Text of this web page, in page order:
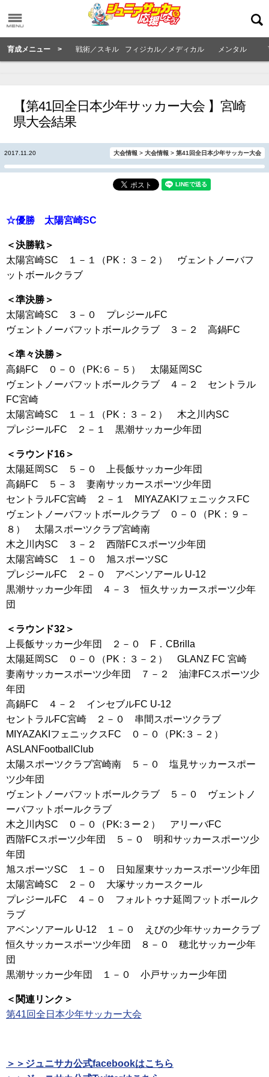
育成メニュー > 戦術／スキル フィジカル／メディカル メンタル
【第41回全日本少年サッカー大会 】宮崎
県大会結果
2017.11.20 大会情報 > 大会情報 > 第41回全日本少年サッカー大会
☆優勝 太陽宮崎SC
＜決勝戦＞
太陽宮崎SC １－１（PK：３－２） ヴェントノーバフ
ットボールクラブ
＜準決勝＞
太陽宮崎SC ３－０ プレジールFC
ヴェントノーバフットボールクラブ ３－２ 高鍋FC
＜準々決勝＞
高鍋FC ０－０（PK:６－５） 太陽延岡SC
ヴェントノーバフットボールクラブ ４－２ セントラル
FC宮崎
太陽宮崎SC １－１（PK：３－２） 木之川内SC
プレジールFC ２－１ 黒潮サッカー少年団
＜ラウンド16＞
太陽延岡SC ５－０ 上長飯サッカー少年団
高鍋FC ５－３ 妻南サッカースポーツ少年団
セントラルFC宮崎 ２－１ MIYAZAKIフェニックスFC
ヴェントノーバフットボールクラブ ０－０（PK：９－
８） 太陽スポーツクラブ宮崎南
木之川内SC ３－２ 西階FCスポーツ少年団
太陽宮崎SC １－０ 旭スポーツSC
プレジールFC ２－０ アベンソアール U-12
黒潮サッカー少年団 ４－３ 恒久サッカースポーツ少年
団
＜ラウンド32＞
上長飯サッカー少年団 ２－０ F．CBrilla
太陽延岡SC ０－０（PK：３－２） GLANZ FC 宮崎
妻南サッカースポーツ少年団 ７－２ 油津FCスポーツ少
年団
高鍋FC ４－２ インセブルFC U-12
セントラルFC宮崎 ２－０ 串間スポーツクラブ
MIYAZAKIフェニックスFC ０－０（PK:３－２）
ASLANFootballClub
太陽スポーツクラブ宮崎南 ５－０ 塩見サッカースポー
ツ少年団
ヴェントノーバフットボールクラブ ５－０ ヴェントノ
ーバフットボールクラブ
木之川内SC ０－０（PK:３ー２） アリーバFC
西階FCスポーツ少年団 ５－０ 明和サッカースポーツ少
年団
旭スポーツSC １－０ 日知屋東サッカースポーツ少年団
太陽宮崎SC ２－０ 大塚サッカースクール
プレジールFC ４－０ フォルトゥナ延岡フットボールク
ラブ
アベンソアール U-12 １－０ えびの少年サッカークラブ
恒久サッカースポーツ少年団 ８－０ 穂北サッカー少年
団
黒潮サッカー少年団 １－０ 小戸サッカー少年団
＜関連リンク＞
第41回全日本少年サッカー大会
＞＞ジュニサカ公式facebookはこちら